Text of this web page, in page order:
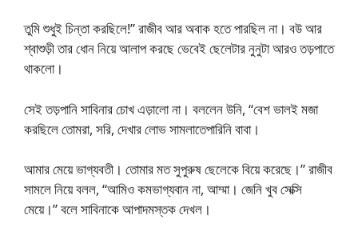
তুমি শুধুই চিন্তা করছিলে!” রাজীব আর অবাক হতে পারছিল না। বউ আর
শ্বাশুড়ী তার ধোন নিয়ে আলাপ করছে ভেবেই ছেলেটার নুনুটা আরও তড়পাতে
থাকলো।
সেই তড়পানি সাবিনার চোখ এড়ালো না। বললেন উনি, “বেশ ভালই মজা
করছিলে তোমরা, সরি, দেখার লোভ সামলাতেপারিনি বাবা।
আমার মেয়ে ভাগ্যবতী। তোমার মত সুপুরুষ ছেলেকে বিয়ে করেছে।” রাজীব
সামলে নিয়ে বলল, “আমিও কমভাগ্যবান না, আম্মা। জেনি খুব সেক্সি
মেয়ে।” বলে সাবিনাকে আপাদমস্তক দেখল।